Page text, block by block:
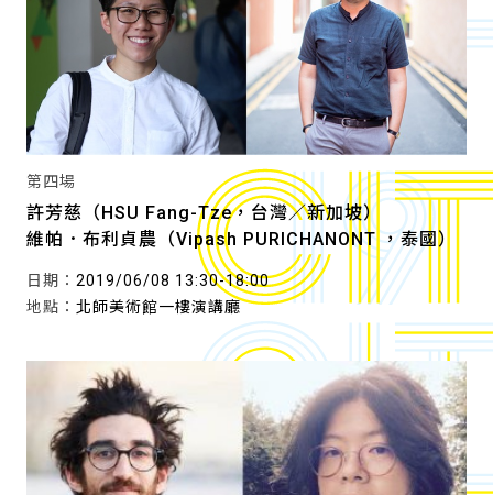
第四場
許芳慈（HSU Fang-Tze，台灣／新加坡）
維帕．布利貞農（Vipash PURICHANONT ，泰國）
日期： 2019/06/08 13:30-18:00
地點： 北師美術館一樓演講廳